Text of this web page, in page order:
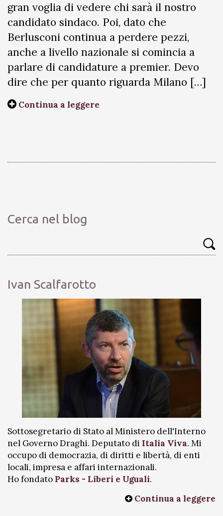
gran voglia di vedere chi sarà il nostro
candidato sindaco. Poi, dato che
Berlusconi continua a perdere pezzi,
anche a livello nazionale si comincia a
parlare di candidature a premier. Devo
dire che per quanto riguarda Milano […]
Continua a leggere
Cerca nel blog
Ivan Scalfarotto
Sottosegretario di Stato al Ministero dell'Interno
nel Governo Draghi. Deputato di Italia Viva. Mi
occupo di democrazia, di diritti e libertà, di enti
locali, impresa e affari internazionali.
Ho fondato Parks - Liberi e Uguali.
Continua a leggere